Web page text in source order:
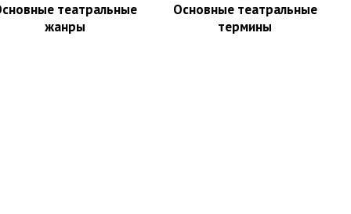
театральные
жанры
Основные театральные
термины